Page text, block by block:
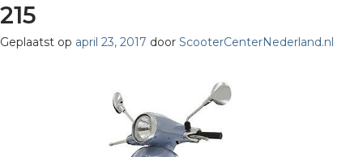
215
Geplaatst op april 23, 2017 door ScooterCenterNederland.nl